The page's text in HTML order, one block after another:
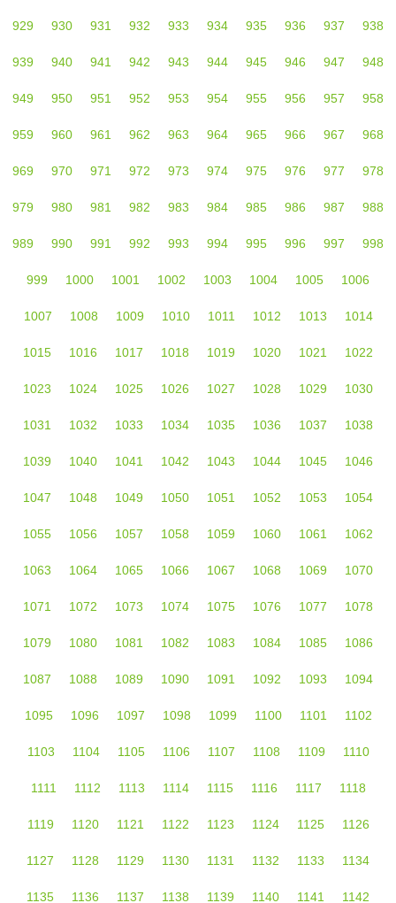
929 930 931 932 933 934 935 936 937 938
939 940 941 942 943 944 945 946 947 948
949 950 951 952 953 954 955 956 957 958
959 960 961 962 963 964 965 966 967 968
969 970 971 972 973 974 975 976 977 978
979 980 981 982 983 984 985 986 987 988
989 990 991 992 993 994 995 996 997 998
999 1000 1001 1002 1003 1004 1005 1006
1007 1008 1009 1010 1011 1012 1013 1014
1015 1016 1017 1018 1019 1020 1021 1022
1023 1024 1025 1026 1027 1028 1029 1030
1031 1032 1033 1034 1035 1036 1037 1038
1039 1040 1041 1042 1043 1044 1045 1046
1047 1048 1049 1050 1051 1052 1053 1054
1055 1056 1057 1058 1059 1060 1061 1062
1063 1064 1065 1066 1067 1068 1069 1070
1071 1072 1073 1074 1075 1076 1077 1078
1079 1080 1081 1082 1083 1084 1085 1086
1087 1088 1089 1090 1091 1092 1093 1094
1095 1096 1097 1098 1099 1100 1101 1102
1103 1104 1105 1106 1107 1108 1109 1110
1111 1112 1113 1114 1115 1116 1117 1118
1119 1120 1121 1122 1123 1124 1125 1126
1127 1128 1129 1130 1131 1132 1133 1134
1135 1136 1137 1138 1139 1140 1141 1142